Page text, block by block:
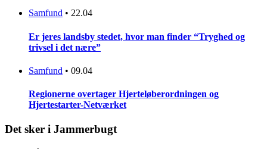
Samfund • 22.04
Er jeres landsby stedet, hvor man finder “Tryghed og
trivsel i det nære”
Samfund • 09.04
Regionerne overtager Hjerteløberordningen og
Hjertestarter-Netværket
Det sker i Jammerbugt